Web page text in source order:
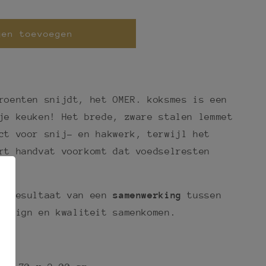
toevoegen
snijdt, het OMER. koksmes is een
keuken! Het brede, zware stalen lemmet
voor snij- en hakwerk, terwijl het
handvat voorkomt dat voedselresten
resultaat van eensamenwerkingtussen
en kwaliteit samenkomen.